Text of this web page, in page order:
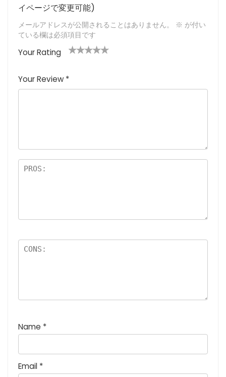
イページで変更可能)
メールアドレスが公開されることはありません。 ※ が付い
ている欄は必須項目です
Your Rating
つ
星
価
星
(最
(最高
評価:
(最高評
価: 5つ
高評価: 5
つ星)
Your Review *
Name *
Email *